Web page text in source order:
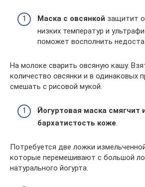
Маска с овсянкой защитит
низких температур и
поможет восполнить
На молоке сварить овсяную кашу.
количество овсянки и в одинаковых
смешать с рисовой мукой.
Йогуртовая маска смягчит
бархатистость коже.
Потребуется две ложки
которые перемешивают с большой
натурального йогурта.